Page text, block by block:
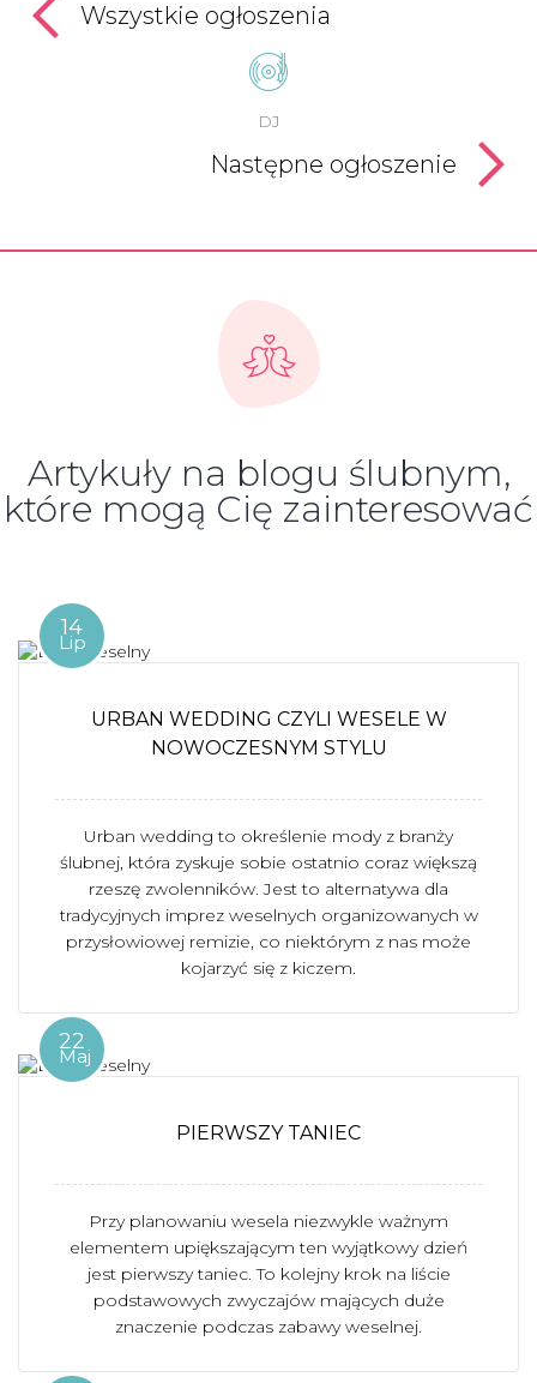
Wszystkie ogłoszenia
DJ
Następne ogłoszenie
Artykuły na blogu ślubnym,
które mogą Cię zainteresować
14
Lip
URBAN WEDDING CZYLI WESELE W
NOWOCZESNYM STYLU
Urban wedding to określenie mody z branży
ślubnej, która zyskuje sobie ostatnio coraz większą
rzeszę zwolenników. Jest to alternatywa dla
tradycyjnych imprez weselnych organizowanych w
przysłowiowej remizie, co niektórym z nas może
kojarzyć się z kiczem.
22
Maj
PIERWSZY TANIEC
Przy planowaniu wesela niezwykle ważnym
elementem upiększającym ten wyjątkowy dzień
jest pierwszy taniec. To kolejny krok na liście
podstawowych zwyczajów mających duże
znaczenie podczas zabawy weselnej.